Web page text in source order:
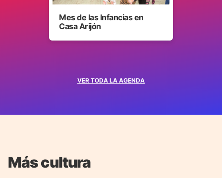
VER TODA LA AGENDA
Mes de las Infancias en
Casa Arijón
Más cultura